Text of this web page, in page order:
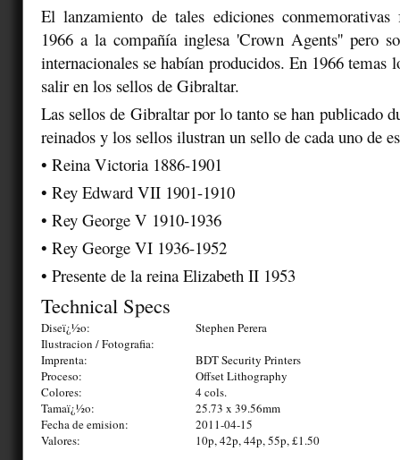
El lanzamiento de tales ediciones conmemorativas
1966 a la compañía inglesa 'Crown Agents'' pero
internacionales se habían producidos. En 1966 temas
salir en los sellos de Gibraltar.
Las sellos de Gibraltar por lo tanto se han publicado
reinados y los sellos ilustran un sello de cada uno de
• Reina Victoria 1886-1901
• Rey Edward VII 1901-1910
• Rey George V 1910-1936
• Rey George VI 1936-1952
• Presente de la reina Elizabeth II 1953
Technical Specs
Diseï¿½o:
Stephen Perera
Ilustracion / Fotografia:
Imprenta:
BDT Security Printers
Proceso:
Offset Lithography
Colores:
4 cols.
Tamaï¿½o:
25.73 x 39.56mm
Fecha de emision:
2011-04-15
Valores:
10p, 42p, 44p, 55p, £1.50